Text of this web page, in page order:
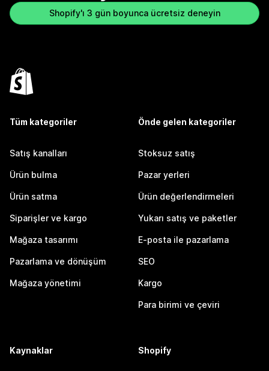
Shopify'ı 3 gün boyunca ücretsiz deneyin
Tüm kategoriler
Satış kanalları
Ürün bulma
Ürün satma
Siparişler ve kargo
Mağaza tasarımı
Pazarlama ve dönüşüm
Mağaza yönetimi
Önde gelen kategoriler
Stoksuz satış
Pazar yerleri
Ürün değerlendirmeleri
Yukarı satış ve paketler
E-posta ile pazarlama
SEO
Kargo
Para birimi ve çeviri
Kaynaklar Shopify